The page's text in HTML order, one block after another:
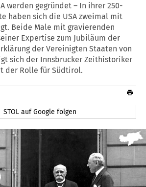
werden gegründet – In ihrer 250-
haben sich die USA zweimal mit
Beide Male mit gravierenden
Expertise zum Jubiläum der
der Vereinigten Staaten von
sich der Innsbrucker Zeithistoriker
der Rolle für Südtirol.
STOL auf Google folgen